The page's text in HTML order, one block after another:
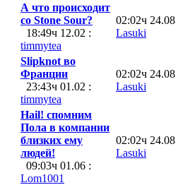
А что происходит
со Stone Sour?
18:49ч 12.02 :
timmytea
02:02ч 24.08
Lasuki
Slipknot во
Франции
23:43ч 01.02 :
timmytea
02:02ч 24.08
Lasuki
Hail! спомним
Пола в компании
близких ему
людей!
09:03ч 01.06 :
Lom1001
02:02ч 24.08
Lasuki